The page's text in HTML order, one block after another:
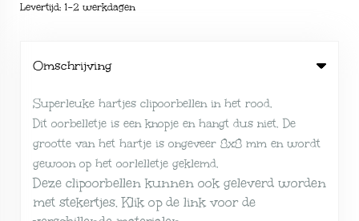
Levertijd: 1-2 werkdagen
Omschrijving
Superleuke hartjes clipoorbellen in het rood.
Dit oorbelletje is een knopje en hangt dus niet. De
grootte van het hartje is ongeveer 8x8 mm en wordt
gewoon op het oorlelletje geklemd.
Deze clipoorbellen kunnen ook geleverd worden
met stekertjes. Klik op de link voor de